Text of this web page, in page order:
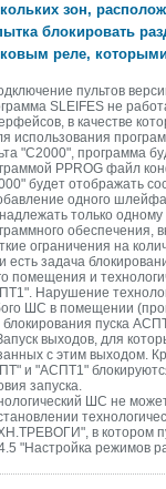
зон,
блокировать
реле,
пультов
SLEIFES не
в качестве
использования
"С2000", программа
PPROG файл
будет отображать
одного
только
обеспечения,
ограничения на
есть задача
помещения и
Нарушение
ШС в помещении
пуска
выходов, для
с этим выходом.
и "АСПТ1"
запуска.
ШС не
в котором
"Настройка режимов